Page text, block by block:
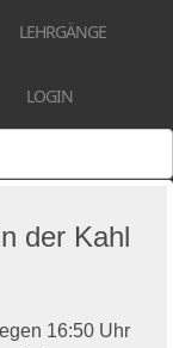
LEHRGÄNGE
LOGIN
der Kahl
16:50 Uhr